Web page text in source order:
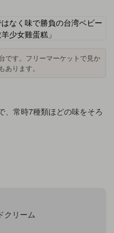
です。フリーマーケットで見か
あります。
、常時7種類ほどの味をそろ
クリーム